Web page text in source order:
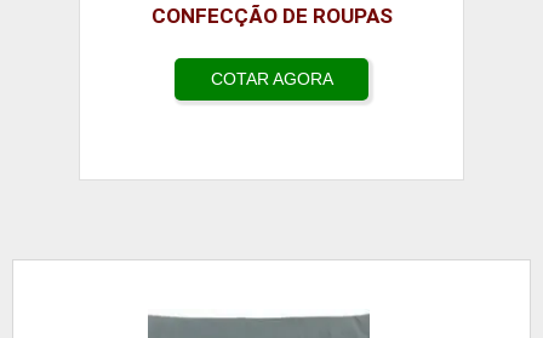
CONFECÇÃO DE ROUPAS
COTAR AGORA